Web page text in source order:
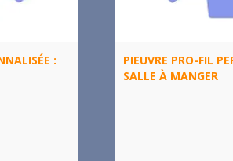
:
PIEUVRE PRO-FIL
SALLE À MANGER